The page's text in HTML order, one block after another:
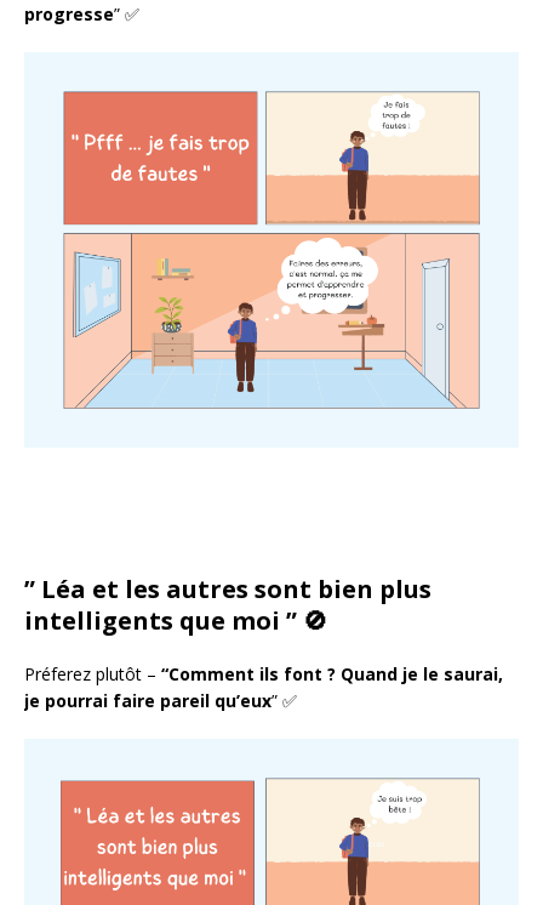
progresse” ✅
” Léa et les autres sont bien plus
intelligents que moi ” 🚫
Préferez plutôt – “Comment ils font ? Quand je le saurai,
je pourrai faire pareil qu’eux” ✅